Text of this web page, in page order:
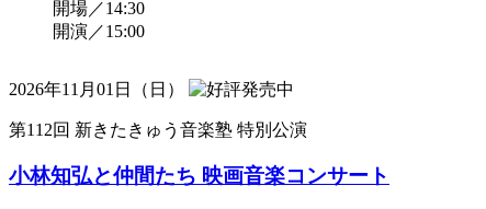
開場／14:30
開演／15:00
2026年11月01日（日）
第112回 新きたきゅう音楽塾 特別公演
小林知弘と仲間たち 映画音楽コンサート